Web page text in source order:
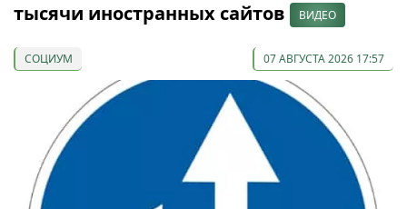
тысячи иностранных сайтов
ВИДЕО
СОЦИУМ 07 АВГУСТА 2026 17:57